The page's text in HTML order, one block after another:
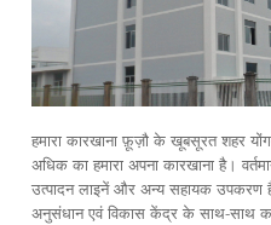
हमारा कारखाना फ़ूज़ौ के खूबसूरत शहर
अधिक का हमारा अपना कारखाना है।
उत्पादन लाइनें और अन्य सहायक उपकरण
अनुसंधान एवं विकास केंद्र के साथ-साथ